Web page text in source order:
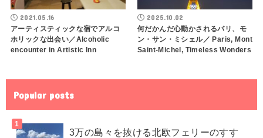
2021.05.16
アーティスティックな宿でアルコ
ホリックな出会い／Alcoholic
encounter in Artistic Inn
2025.10.02
何だかんだ心動かされるパリ、モ
ン・サン・ミシェル／ Paris, Mont
Saint-Michel, Timeless Wonders
Popular posts
3万の島々を抜ける北欧フェリーのすす